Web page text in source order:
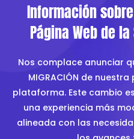
Información
Página Web de la
Nos complace anunciar
MIGRACIÓN de
plataforma. Este cambio
una experiencia más
alineada con las